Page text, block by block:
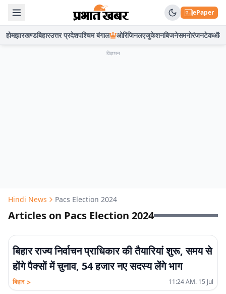
ePaper
होमझारखण्डबिहारउत्तर प्रदेशपश्चिम बंगाल ओरिजिनलएजुकेशनबिजनेसमनोरंजनटेकऑटो
विज्ञापन
Hindi News Pacs Election 2024
Articles on Pacs Election 2024
बिहार राज्य निर्वाचन प्राधिकार की तैयारियां शुरू, समय से
होंगे पैक्सों में चुनाव, 54 हजार नए सदस्य लेंगे भाग
बिहार > 11:24 AM. 15 Jul